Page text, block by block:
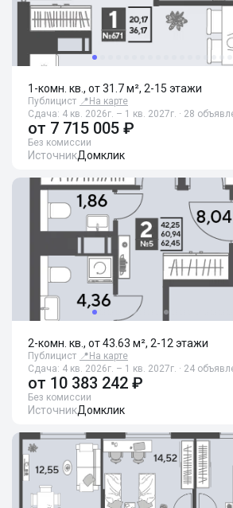
1-комн. кв., от 31.7 м², 2-15 этажи
Публицист 📍 На карте
Сдача: 4 кв. 2026г. – 1 кв. 2027г. · 28
от 7 715 005 ₽
Без комиссии
ИсточникДомклик
2-комн. кв., от 43.63 м², 2-12 этажи
Публицист 📍 На карте
Сдача: 4 кв. 2026г. – 1 кв. 2027г. · 24
от 10 383 242 ₽
Без комиссии
ИсточникДомклик